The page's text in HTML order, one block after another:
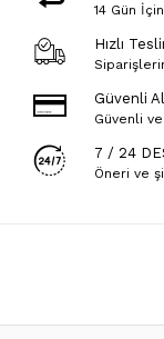
14 Gün
Hızlı
Güvenli
Güvenli
7 / 24
Öneri ve